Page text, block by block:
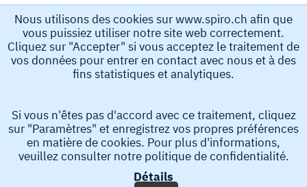
reserved.
Legal Notice
Spiro International SA recueille et stocke des données à
mail et le numéro de téléphone que vous soumettez afin
d’obtenir des informations de notre part. Ces données à
caractère personnel nous aident à traiter votre demande.
En soumettant votre demande, vous acceptez la collecte
et le stockage de vos données à caractère personnel.
Nous utilisons des cookies sur www.spiro.ch afin que
vous puissiez utiliser notre site web correctement.
Cliquez sur "Accepter" si vous acceptez le traitement de
vos données pour entrer en contact avec nous et à des
fins statistiques et analytiques.
Si vous n'êtes pas d'accord avec ce traitement, cliquez
sur "Paramètres" et enregistrez vos propres préférences
en matière de cookies. Pour plus d'informations,
veuillez consulter notre politique de confidentialité.
Détails